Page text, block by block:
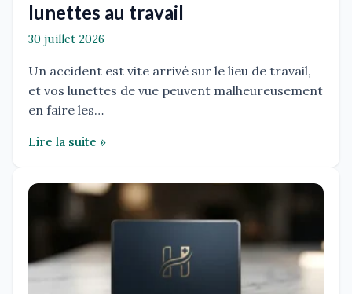
lunettes au travail
30 juillet 2026
Un accident est vite arrivé sur le lieu de travail,
et vos lunettes de vue peuvent malheureusement
en faire les…
Lire la suite »